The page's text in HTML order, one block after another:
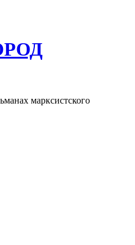
марксистского